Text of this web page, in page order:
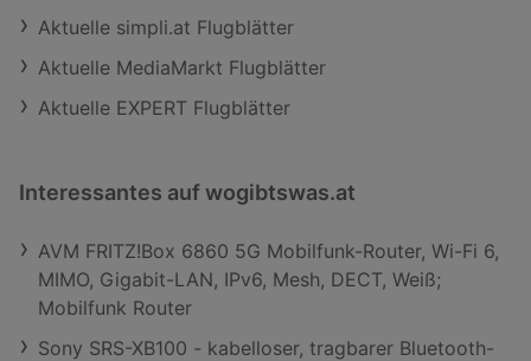
Aktuelle simpli.at Flugblätter
Aktuelle MediaMarkt Flugblätter
Aktuelle EXPERT Flugblätter
Interessantes auf wogibtswas.at
AVM FRITZ!Box 6860 5G Mobilfunk-Router, Wi-Fi 6,
MIMO, Gigabit-LAN, IPv6, Mesh, DECT, Weiß;
Mobilfunk Router
Sony SRS-XB100 - kabelloser, tragbarer Bluetooth-